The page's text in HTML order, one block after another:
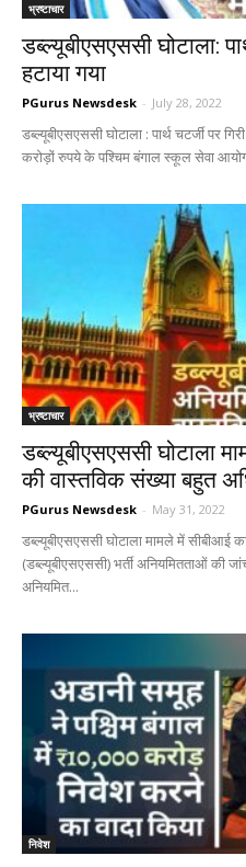
भ्रष्टाचार
डब्ल्यूबीएसएससी घोटाला:
हटाया गया
PGurus Newsdesk - July 28, 2022
डब्ल्यूबीएसएससी घोटाला : पार्थ चटर्जी पर
करोड़ों रुपये के पश्चिम बंगाल स्कूल सेवा
भ्रष्टाचार
डब्ल्यूबीएसएससी घोटाला
की वास्तविक संख्या बहुत
PGurus Newsdesk - May 31, 2022
डब्ल्यूबीएसएससी घोटाला मामले में सीबीआई
(डब्ल्यूबीएसएससी) भर्ती अनियमितताओं की
अनियमित...
निवेश